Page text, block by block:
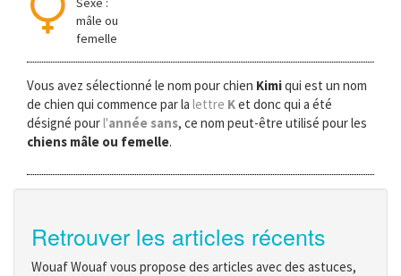
mâle ou
femelle
Vous avez sélectionné le nom pour chien Kimiqui est un nom
de chien qui commence par la lettre Ket donc qui a été
désigné pourl'année sans, ce nom peut-être utilisé pour les
chiens mâle ou femelle.
Retrouver les articles récents
Wouaf Wouaf vous propose des articles avec des astuces,